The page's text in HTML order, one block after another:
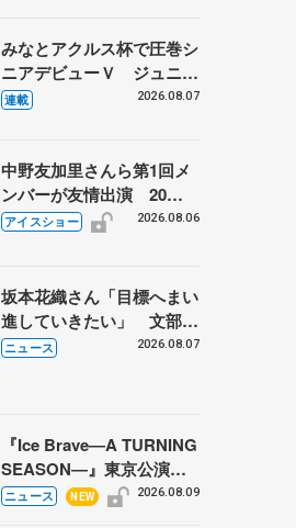
みなとアクルス杯で圧巻シ
ニアデビューＶ ジュニア
で４シーズン無敗の島田麻
連載 2026.08.07
中野友加里さんら第1回メ
ンバーが友情出演 20周
年の「フレンズオンアイ
アイスショー 2026.08.06
坂本花織さん「目標へまい
進していきたい」 文部科
学省スポーツ表彰式で代表
ニュース 2026.08.07
『Ice Brave―A TURNING
SEASON―』東京公演が
開幕、宇野昌磨の『Ice
ニュース NEW 2026.08.09